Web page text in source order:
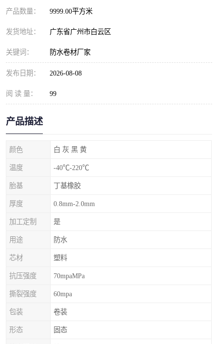
产品数量： 9999.00平方米
发货地址： 广东省广州市白云区
关键词： 防水卷材厂家
发布日期： 2026-08-08
阅 读 量： 99
产品描述
颜色 白 灰 黑 黄
温度 -40℃-220℃
胎基 丁基橡胶
厚度 0.8mm-2.0mm
加工定制 是
用途 防水
芯材 塑料
抗压强度 70mpaMPa
撕裂强度 60mpa
包装 卷装
形态 固态